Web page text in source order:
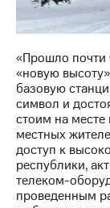
«Прошло почти
«новую
базовую
символ и
стоим на месте
местных
доступ к
республики,
телеком-
проведенным